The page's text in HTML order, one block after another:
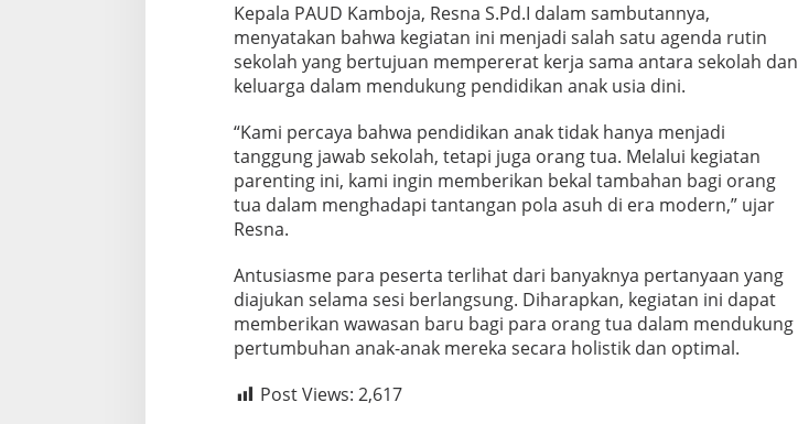
Kepala PAUD Kamboja, Resna S.Pd.I dalam sambutannya,
menyatakan bahwa kegiatan ini menjadi salah satu agenda rutin
sekolah yang bertujuan mempererat kerja sama antara sekolah dan
keluarga dalam mendukung pendidikan anak usia dini.
“Kami percaya bahwa pendidikan anak tidak hanya menjadi
tanggung jawab sekolah, tetapi juga orang tua. Melalui kegiatan
parenting ini, kami ingin memberikan bekal tambahan bagi orang
tua dalam menghadapi tantangan pola asuh di era modern,” ujar
Resna.
Antusiasme para peserta terlihat dari banyaknya pertanyaan yang
diajukan selama sesi berlangsung. Diharapkan, kegiatan ini dapat
memberikan wawasan baru bagi para orang tua dalam mendukung
pertumbuhan anak-anak mereka secara holistik dan optimal.
Post Views: 2,617